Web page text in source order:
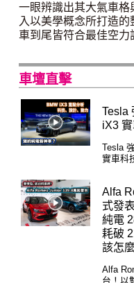
一眼辨識出其大氣車格
入以美學概念所打造
車到尾皆符合最佳空力
車壇直擊
Tesla
iX3 實
Tesla
實車科
Alfa
式發
純電
耗破
該怎
Alfa
台！以